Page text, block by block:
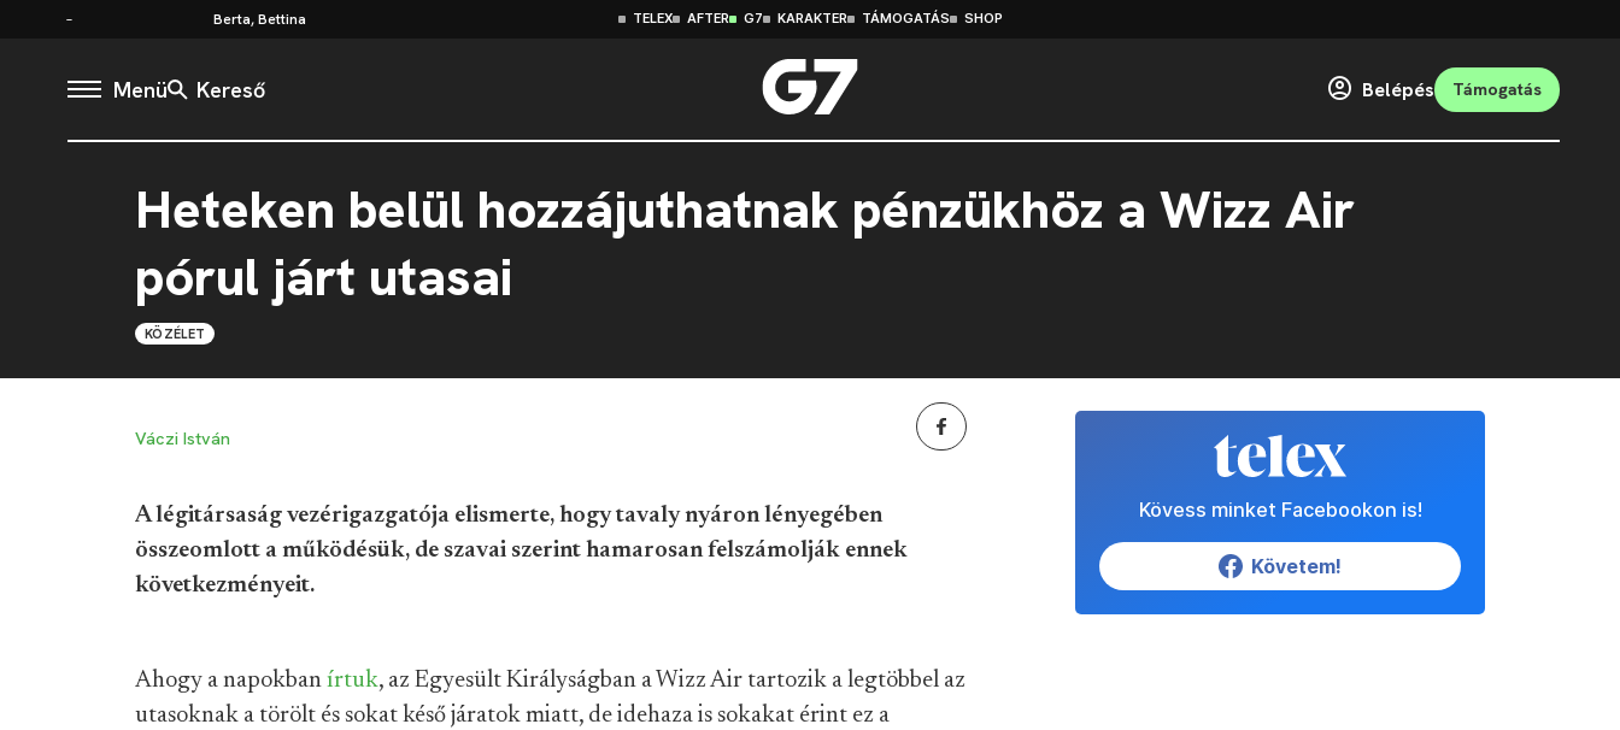
Berta, Bettina TELEX AFTER G7 KARAKTER TÁMOGATÁS SHOP
Menü Kereső Belépés Támogatás
Heteken belül hozzájuthatnak pénzükhöz a Wizz Air
pórul járt utasai
KÖZÉLET
Váczi István
A légitársaság vezérigazgatója elismerte, hogy tavaly nyáron lényegében
összeomlott a működésük, de szavai szerint hamarosan felszámolják ennek
következményeit.
Ahogy a napokban írtuk, az Egyesült Királyságban a Wizz Air tartozik a legtöbbel az
utasoknak a törölt és sokat késő járatok miatt, de idehaza is sokakat érint ez a
Kövess minket Facebookon is!
Követem!